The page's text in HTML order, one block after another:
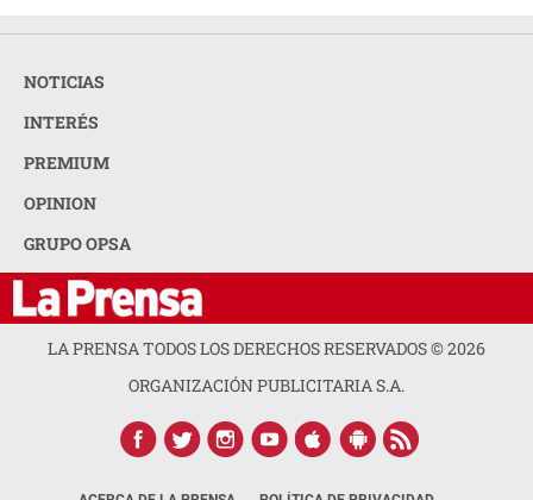
NOTICIAS
INTERÉS
PREMIUM
OPINION
GRUPO OPSA
LA PRENSA TODOS LOS DERECHOS RESERVADOS ©2026
ORGANIZACIÓN PUBLICITARIA S.A.